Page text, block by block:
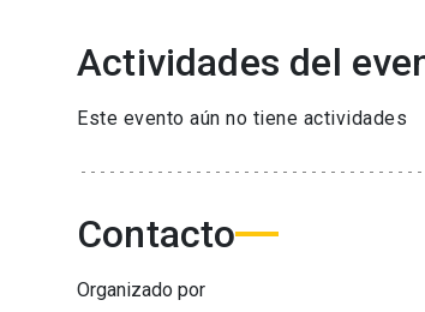
Actividades del
Este evento aún no tiene actividades
Contacto
Organizado por